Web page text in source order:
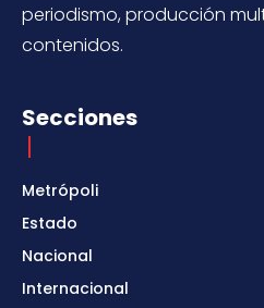
periodismo, producción
contenidos.
Secciones
Metrópoli
Estado
Nacional
Internacional